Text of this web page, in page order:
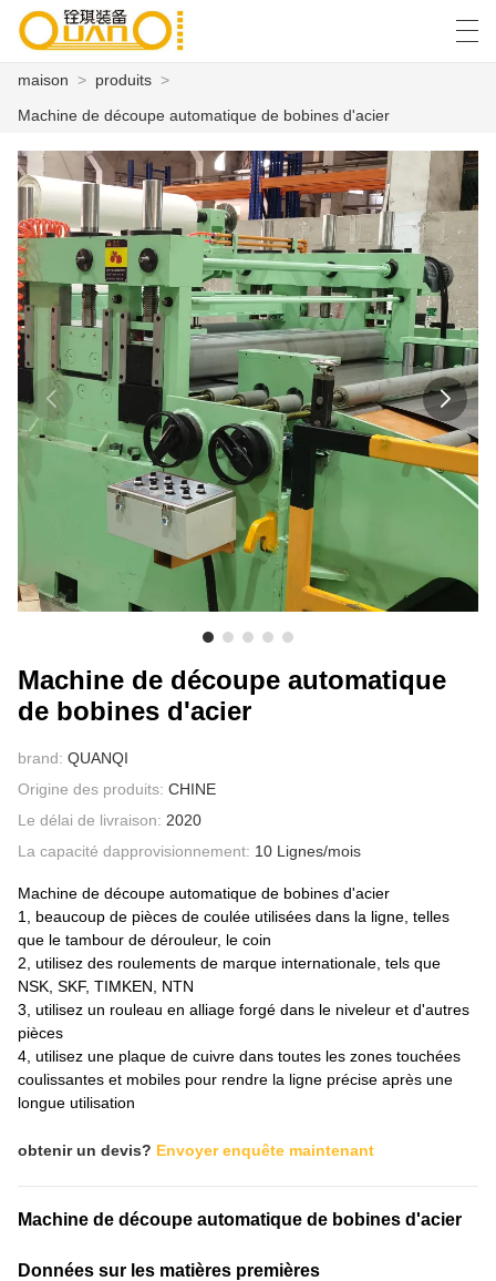
MAISON
PRODUITS
NOUVELLES
CAS
USINE
CONTACTEZ NOUS
À PROPOS DE NOUS
العربية বাংলা ভাষার
maison > produits >
Machine de découpe automatique de bobines d'acier
Machine de découpe automatique
de bobines d'acier
brand: QUANQI
Origine des produits: CHINE
Le délai de livraison: 2020
La capacité dapprovisionnement: 10 Lignes/mois
Machine de découpe automatique de bobines d'acier
1, beaucoup de pièces de coulée utilisées dans la ligne, telles
que le tambour de dérouleur, le coin
2, utilisez des roulements de marque internationale, tels que
NSK, SKF, TIMKEN, NTN
3, utilisez un rouleau en alliage forgé dans le niveleur et d'autres
pièces
4, utilisez une plaque de cuivre dans toutes les zones touchées
coulissantes et mobiles pour rendre la ligne précise après une
longue utilisation
obtenir un devis? Envoyer enquête maintenant
Machine de découpe automatique de bobines d'acier
Données sur les matières premières